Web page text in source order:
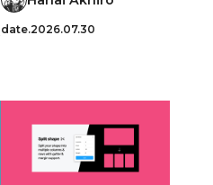
date.2026.07.30